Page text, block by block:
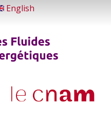
English